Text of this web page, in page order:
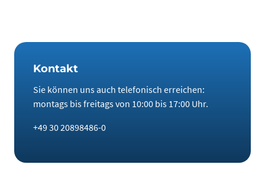
Kontakt
Sie können uns auch telefonisch erreichen:
montags bis freitags von 10:00 bis 17:00 Uhr.
+49 30 20898486-0